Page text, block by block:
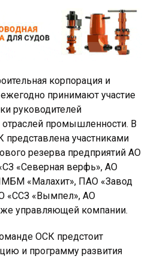
корпорация и
принимают участие
руководителей
промышленности. В
участниками
резерва предприятий АО
«Северная верфь», АО
«Малахит», ПАО «Завод
«ССЗ «Вымпел», АО
управляющей компании.
ОСК предстоит
и программу развития